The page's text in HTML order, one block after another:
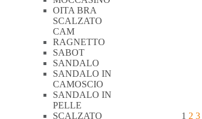
1 2 3
OITA BRA
SCALZATO
CAM
RAGNETTO
SABOT
SANDALO
SANDALO IN
CAMOSCIO
SANDALO IN
PELLE
SCALZATO